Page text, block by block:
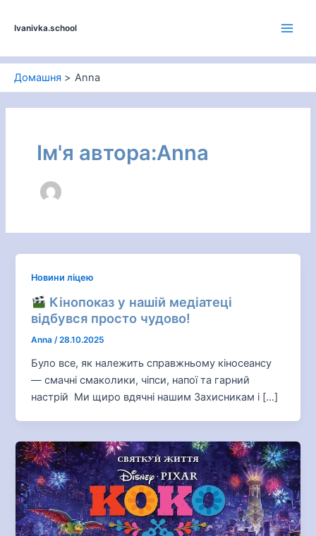
Ivanivka.school
Домашня Anna
Ім'я автора:Anna
Новини ліцею
Кінопоказ у нашій медіатеці
відбувся просто чудово!
Anna/28.10.2025
Було все, як належить справжньому кіносеансу
— смачні смаколики, чіпси, напої та гарний
настрій Ми щиро вдячні нашим Захисникам і […]